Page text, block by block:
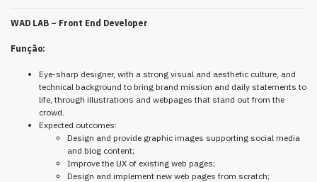
WAD LAB – Front End Developer
Função:
Eye-sharp designer, with a strong visual and aesthetic culture, and
technical background to bring brand mission and daily statements to
life, through illustrations and webpages that stand out from the
crowd.
Expected outcomes:
Design and provide graphic images supporting social media
and blog content;
Improve the UX of existing web pages;
Design and implement new web pages from scratch;